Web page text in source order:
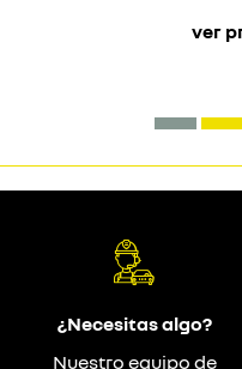
ver
¿Necesitas algo?
Nuestro equipo de